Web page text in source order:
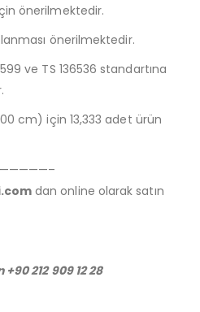
önerilmektedir.
önerilmektedir.
ve TS 136536 standartına
cm) için 13,333 adet ürün
dan online olarak satın
+90 212 909 12 28